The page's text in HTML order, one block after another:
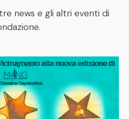
news e gli altri eventi di